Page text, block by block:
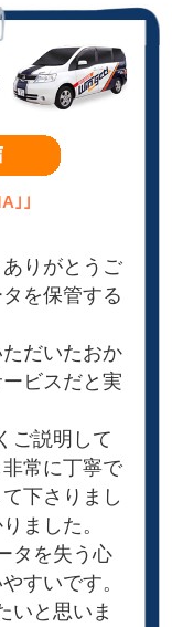
｣」
りがとうご
を保管する
だいたおか
ビスだと実
ご説明して
常に丁寧で
下さりまし
ました。
タを失う心
すいです。
いと思いま